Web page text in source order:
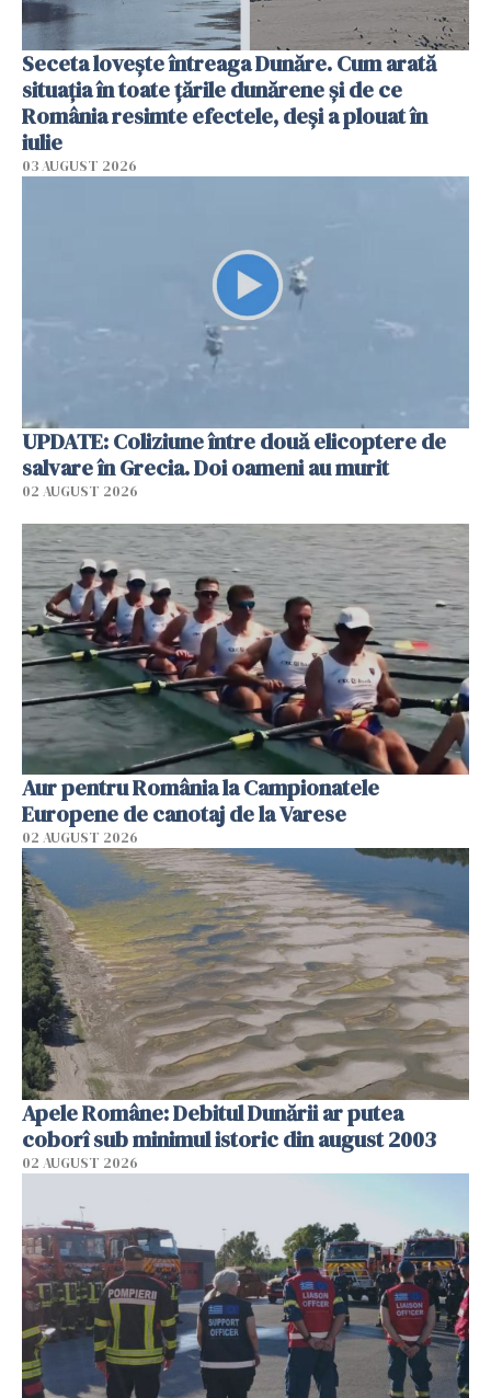
Seceta lovește întreaga Dunăre. Cum arată
situația în toate țările dunărene și de ce
România resimte efectele, deși a plouat în
iulie
03 AUGUST 2026
UPDATE: Coliziune între două elicoptere de
salvare în Grecia. Doi oameni au murit
02 AUGUST 2026
Aur pentru România la Campionatele
Europene de canotaj de la Varese
02 AUGUST 2026
Apele Române: Debitul Dunării ar putea
coborî sub minimul istoric din august 2003
02 AUGUST 2026